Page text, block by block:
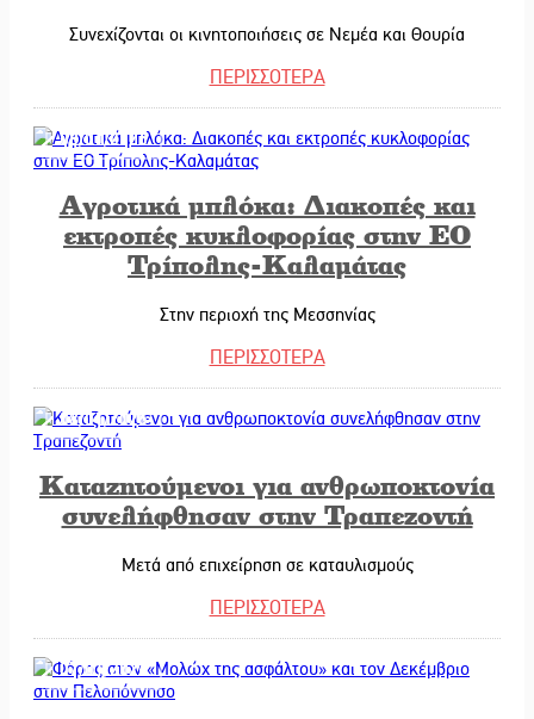
Συνεχίζονται οι κινητοποιήσεις σε Νεμέα και Θουρία
ΠΕΡΙΣΣΟΤΕΡΑ
08/01/2026
Αγροτικά μπλόκα: Διακοπές και
εκτροπές κυκλοφορίας στην ΕΟ
Τρίπολης-Καλαμάτας
Στην περιοχή της Μεσσηνίας
ΠΕΡΙΣΣΟΤΕΡΑ
08/01/2026
Καταζητούμενοι για ανθρωποκτονία
συνελήφθησαν στην Τραπεζοντή
Μετά από επιχείρηση σε καταυλισμούς
ΠΕΡΙΣΣΟΤΕΡΑ
07/01/2026